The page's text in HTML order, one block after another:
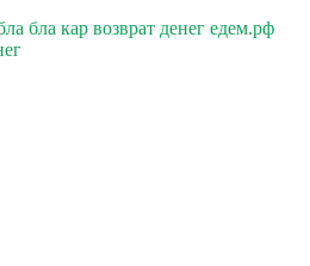
бла кар возврат денег едем.рф